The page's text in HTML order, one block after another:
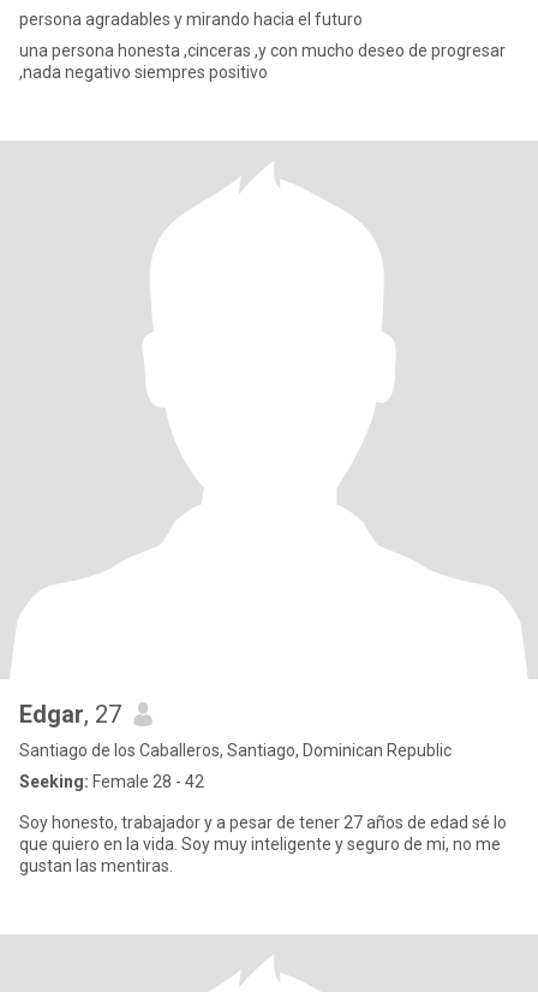
persona agradables y mirando hacia el futuro
una persona honesta ,cinceras ,y con mucho deseo de progresar
,nada negativo siempres positivo
Edgar, 27
Santiago de los Caballeros, Santiago, Dominican Republic
Seeking: Female 28 - 42
Soy honesto, trabajador y a pesar de tener 27 años de edad sé lo
que quiero en la vida. Soy muy inteligente y seguro de mi, no me
gustan las mentiras.